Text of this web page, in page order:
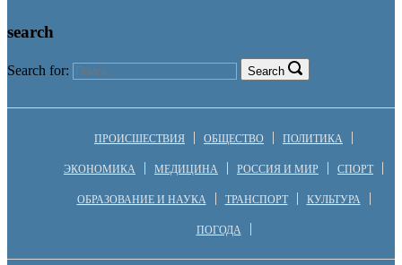
search
Search for: Search
ПРОИСШЕСТВИЯ ОБЩЕСТВО ПОЛИТИКА
ЭКОНОМИКА МЕДИЦИНА РОССИЯ И МИР СПОРТ
ОБРАЗОВАНИЕ И НАУКА ТРАНСПОРТ КУЛЬТУРА
ПОГОДА